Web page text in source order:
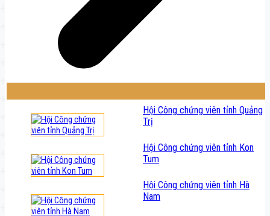
Hội Công chứng viên tỉnh Quảng
Trị
Hội Công chứng viên tỉnh Kon
Tum
Hội Công chứng viên tỉnh Hà
Nam